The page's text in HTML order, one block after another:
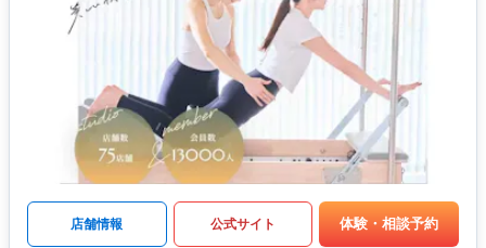
店舗情報 公式サイト 体験・相談予約